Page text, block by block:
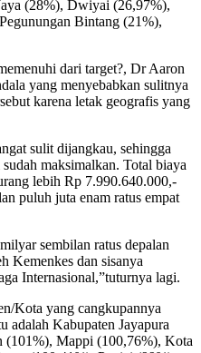
(28%), Dwiyai (26,97%),
Bintang (21%),
dari target?, Dr Aaron
yang menyebabkan sulitnya
karena letak geografis yang
sulit dijangkau, sehingga
maksimalkan. Total biaya
lebih Rp 7.990.640.000,-
puluh juta enam ratus empat
sembilan ratus depalan
Kemenkes dan sisanya
Internasional,”tuturnya lagi.
Kota yang cangkupannya
adalah Kabupaten Jayapura
(101%), Mappi (100,76%), Kota